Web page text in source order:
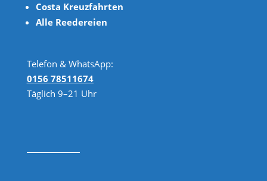
Costa Kreuzfahrten
Alle Reedereien
Telefon & WhatsApp:
0156 78511674
Täglich 9–21 Uhr